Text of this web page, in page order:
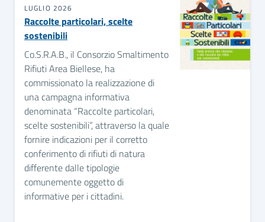
LUGLIO 2026
Raccolte particolari, scelte
sostenibili
Co.S.R.A.B., il Consorzio Smaltimento
Rifiuti Area Biellese, ha
commissionato la realizzazione di
una campagna informativa
denominata “Raccolte particolari,
scelte sostenibili”, attraverso la quale
fornire indicazioni per il corretto
conferimento di rifiuti di natura
differente dalle tipologie
comunemente oggetto di
informative per i cittadini.